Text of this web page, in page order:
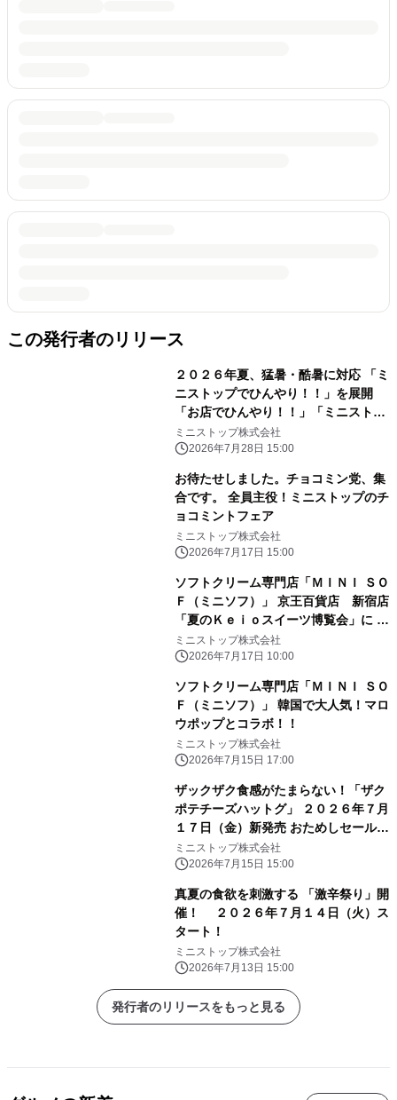
この発行者のリリース
２０２６年夏、猛暑・酷暑に対応 「ミ
ニストップでひんやり！！」を展開
「お店でひんやり！！」「ミニストッ
プアプリでひんやり！！」「おうちで
ひんやり！！」
ミニストップ株式会社
2026年7月28日 15:00
お待たせしました。チョコミン党、集
合です。 全員主役！ミニストップのチ
ョコミントフェア
ミニストップ株式会社
2026年7月17日 15:00
ソフトクリーム専門店「ＭＩＮＩ ＳＯ
Ｆ（ミニソフ）」 京王百貨店 新宿店
「夏のＫｅｉｏスイーツ博覧会」に ２
０２６年７月１７日（金）～出店
ミニストップ株式会社
2026年7月17日 10:00
ソフトクリーム専門店「ＭＩＮＩ ＳＯ
Ｆ（ミニソフ）」 韓国で大人気！マロ
ウポップとコラボ！！
ミニストップ株式会社
2026年7月15日 17:00
ザックザク食感がたまらない！「ザク
ポテチーズハットグ」 ２０２６年７月
１７日（金）新発売 おためしセール７
日間 ミニストップ予定本体価格から
２０円引き！
ミニストップ株式会社
2026年7月15日 15:00
真夏の食欲を刺激する 「激辛祭り」開
催！ ２０２６年７月１４日（火）ス
タート！
ミニストップ株式会社
2026年7月13日 15:00
発行者のリリースをもっと見る